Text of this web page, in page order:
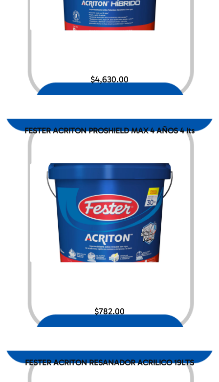
$4,630.00
FESTER ACRITON PROSHIELD MAX 4 AÑOS 4 lts
$782.00
FESTER ACRITON RESANADOR ACRILICO 19LTS